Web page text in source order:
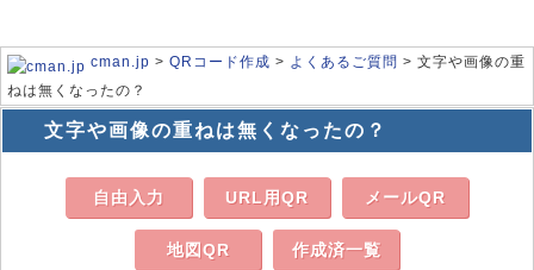
cman.jp > QRコード作成 > よくあるご質問 > 文字や画像の重
ねは無くなったの？
文字や画像の重ねは無くなったの？
自由入力 URL用QR メールQR
地図QR 作成済一覧